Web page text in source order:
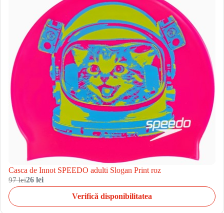
Casca de Innot SPEEDO adulti Slogan Print roz
97 lei26 lei
Verifică disponibilitatea